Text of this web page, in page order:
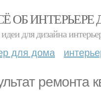
ОБ
для дизайна
для дома
ремонта